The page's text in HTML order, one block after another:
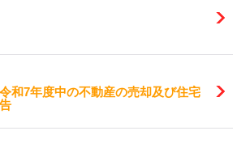
和7年度中の不動産の売却及び住宅